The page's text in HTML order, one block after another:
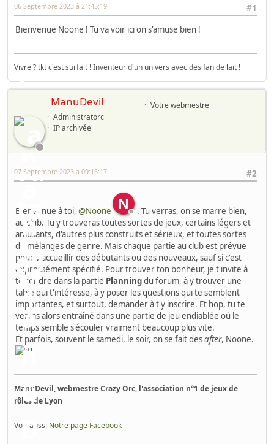
#1
06 Septembre 2023 à 21:45:19
Bienvenue Noone ! Tu va voir ici on s'amuse bien !
Vivre ? tkt c'est surfait ! Inventeur d'un univers avec des fan de lait !
ManuDevil
Votre webmestre
Administratorc
IP archivée
#2
07 Septembre 2023 à 09:15:17
Bienvenue à toi, @Noone N
. Tu verras, on se marre bien,
au club. Tu y trouveras toutes sortes de jeux, certains légers et
amusants, d'autres plus construits et sérieux, et toutes sortes
de mélanges de genre. Mais chaque partie au club est prévue
pour y accueillir des débutants ou des nouveaux, sauf si c'est
expressément spécifié. Pour trouver ton bonheur, je t'invite à
te rendre dans la partie Planningdu forum, à y trouver une
table qui t'intéresse, à y poser les questions qui te semblent
importantes, et surtout, demander à t'y inscrire. Et hop, tu te
verras alors entraîné dans une partie de jeu endiablée où le
temps semble s'écouler vraiment beaucoup plus vite.
Et parfois, souvent le samedi, le soir, on se fait desafter, Noone.
ManuDevil, webmestre Crazy Orc, l'association n°1 de jeux de
rôles de Lyon
Voir aussi Notre page Facebook